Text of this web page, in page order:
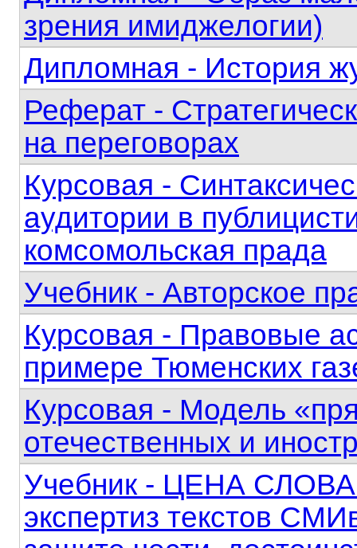
зрения имиджелогии)
Дипломная - История
Реферат -
на переговорах
Курсовая -
аудитории в
комсомольская прада
Учебник - Авторское
Курсовая - Правовые
примере Тюменских
Курсовая - Модель
отечественных и
Учебник - ЦЕНА
экспертиз текстов